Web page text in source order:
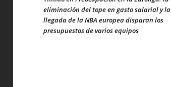
eliminación del tope en gasto salarial y la
llegada de la NBA europea disparan los
presupuestos de varios equipos